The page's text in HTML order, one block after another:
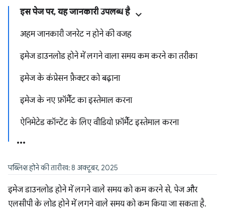
इस पेज पर, यह जानकारी उपलब्ध है
अहम जानकारी जनरेट न होने की वजह
इमेज डाउनलोड होने में लगने वाला समय कम करने का तरीका
इमेज के कंप्रेसन फ़ैक्टर को बढ़ाना
इमेज के नए फ़ॉर्मैट का इस्तेमाल करना
ऐनिमेटेड कॉन्टेंट के लिए वीडियो फ़ॉर्मैट इस्तेमाल करना
पब्लिश होने की तारीख: 8 अक्टूबर, 2025
इमेज डाउनलोड होने में लगने वाले समय को कम करने से, पेज और
एलसीपी के लोड होने में लगने वाले समय को कम किया जा सकता है.